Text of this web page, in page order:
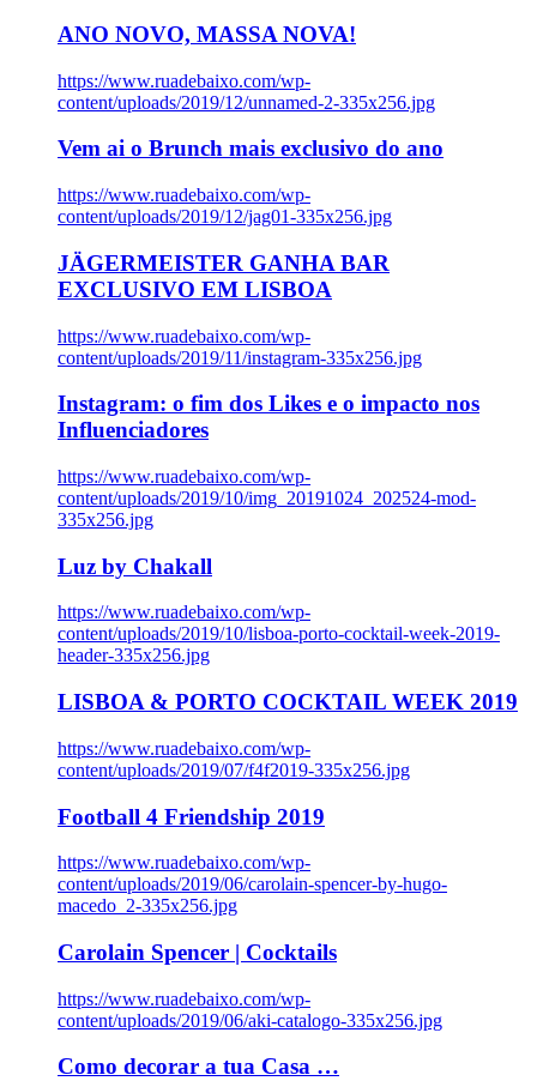
ANO NOVO, MASSA NOVA!
https://www.ruadebaixo.com/wp-
content/uploads/2019/12/unnamed-2-335x256.jpg
Vem ai o Brunch mais exclusivo do ano
https://www.ruadebaixo.com/wp-
content/uploads/2019/12/jag01-335x256.jpg
JÄGERMEISTER GANHA BAR
EXCLUSIVO EM LISBOA
https://www.ruadebaixo.com/wp-
content/uploads/2019/11/instagram-335x256.jpg
Instagram: o fim dos Likes e o impacto nos
Influenciadores
https://www.ruadebaixo.com/wp-
content/uploads/2019/10/img_20191024_202524-mod-
335x256.jpg
Luz by Chakall
https://www.ruadebaixo.com/wp-
content/uploads/2019/10/lisboa-porto-cocktail-week-2019-
header-335x256.jpg
LISBOA & PORTO COCKTAIL WEEK 2019
https://www.ruadebaixo.com/wp-
content/uploads/2019/07/f4f2019-335x256.jpg
Football 4 Friendship 2019
https://www.ruadebaixo.com/wp-
content/uploads/2019/06/carolain-spencer-by-hugo-
macedo_2-335x256.jpg
Carolain Spencer | Cocktails
https://www.ruadebaixo.com/wp-
content/uploads/2019/06/aki-catalogo-335x256.jpg
Como decorar a tua Casa …